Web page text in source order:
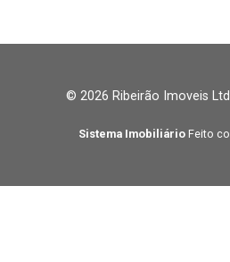
© 2026 Ribeirão Imoveis
Sistema Imobiliário Feito